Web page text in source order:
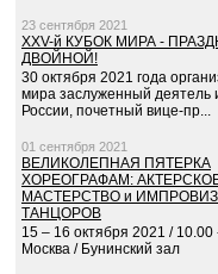
23 сентября 2021
XXV-й КУБОК МИРА -
ДВОЙНОЙ!
30 октября 2021 года
мира заслуженный деятель
России, почетный вице-пр...
01 сентября 2021
ВЕЛИКОЛЕПНАЯ ПЯТЕРКА
ХОРЕОГРАФАМ:
МАСТЕРСТВО и
ТАНЦОРОВ
15 – 16 октября 2021 / 10.00
Москва / Бунинский зал